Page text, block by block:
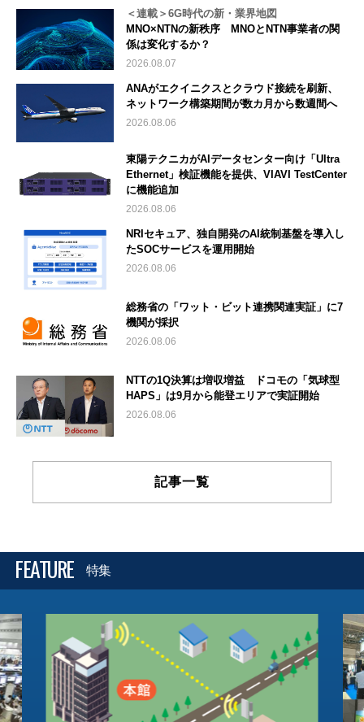
＜連載＞6G時代の新・業界地図
MNO×NTNの新秩序 MNOとNTN事業者の関
係は変化するか？
2026.08.07
ANAがエクイニクスとクラウド接続を刷新、
ネットワーク構築期間が数カ月から数週間へ
2026.08.06
東陽テクニカがAIデータセンター向け「Ultra
Ethernet」検証機能を提供、VIAVI TestCenter
に機能追加
2026.08.06
NRIセキュア、独自開発のAI統制基盤を導入し
たSOCサービスを運用開始
2026.08.06
総務省の「ワット・ビット連携関連実証」に7
機関が採択
2026.08.06
NTTの1Q決算は増収増益 ドコモの「気球型
HAPS」は9月から能登エリアで実証開始
2026.08.06
記事一覧
FEATURE 特集